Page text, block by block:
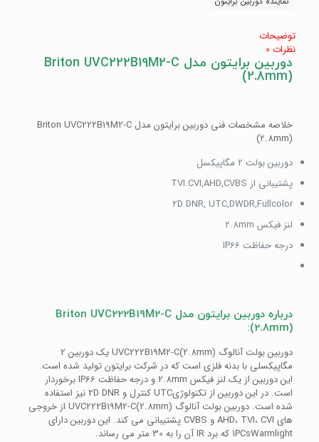
توضیحات
نظرات 0
دوربین برایتون مدل Briton UVC222B19M2-C
(2.8mm)
خلاصه مشخصات فنی دوربین برایتون مدل Briton UVC222B19M2-C
(2.8mm)
دوربین بولت 2 مگاپیکسل
پشتیبانی از TVI.CVI,AHD,CVBS
2D DNR, UTC,DWDR,Fullcolor
لنز فیکس 2.8mm
درجه حفاظت IP66
درباره دوربین برایتون مدل Briton UVC222B19M2-C
(2.8mm):
دوربین بولت آنالوگ (UVC222B19M2-C(2.8mm یک دوربین 2
مگاپیکسلی با بدنه فلزی است که در شرکت برایتون تولید شده است.
این دوربین از یک لنز فیکس 2.8mm و درجه حفاظت IP66 برخوردار
است. در این دوربین از تکنولوژیUTC کنترل و 2D DNR نیز استفاده
شده است. دوربین بولت آنالوگ (UVC222B19M2-C(2.8mm از خروجی
های AHD، TVI، CVI و CVBS پشتیبانی می کند. این دوربین دارای
1PCsWarmlight که برد IR آن را به 30 متر می رساند.